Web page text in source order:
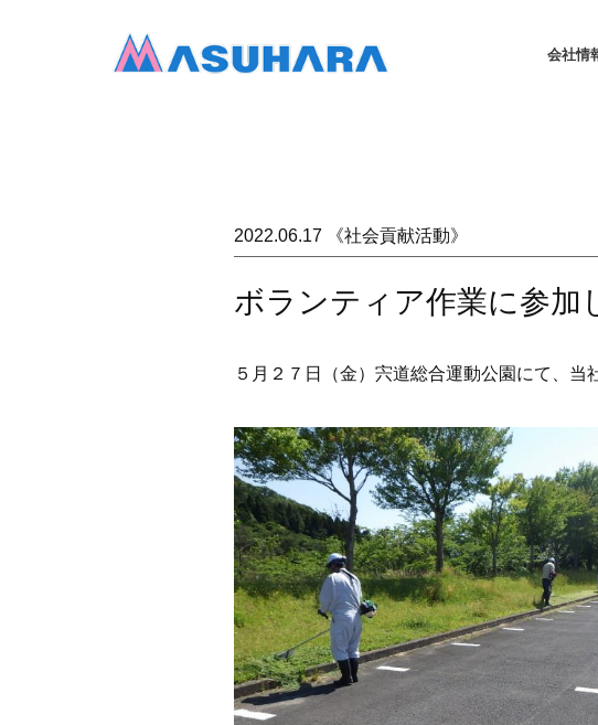
会社情
2022.06.17 《社会貢献活動》
ボランティア作業に参加
５月２７日（金）宍道総合運動公園にて、当